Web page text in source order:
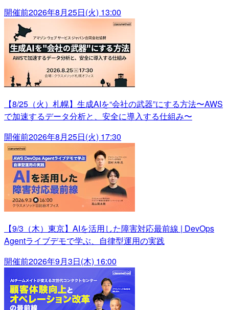
開催前2026年8月25日(火) 13:00
【8/25（火）札幌】生成AIを“会社の武器”にする方法〜AWS
で加速するデータ分析と、安全に導入する仕組み〜
開催前2026年8月25日(火) 17:30
【9/3（木）東京】AIを活用した障害対応最前線 | DevOps
Agentライブデモで学ぶ、自律型運用の実践
開催前2026年9月3日(木) 16:00